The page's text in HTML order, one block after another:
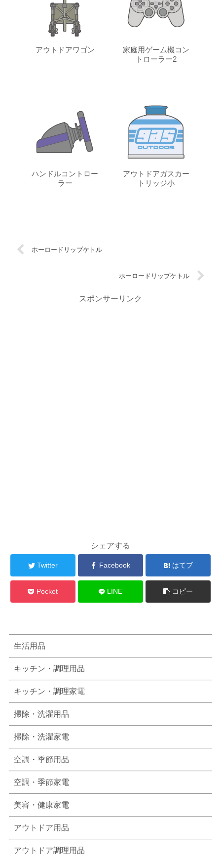
アウトドアワゴン
家庭用ゲーム機コン
トローラー2
ハンドルコントロー
ラー
アウトドアガスカー
トリッジ小
ホーロードリップケトル
ホーロードリップケトル
スポンサーリンク
シェアする
Twitter Facebook はてブ
Pocket LINE コピー
生活用品
キッチン・調理用品
キッチン・調理家電
掃除・洗濯用品
掃除・洗濯家電
空調・季節用品
空調・季節家電
美容・健康家電
アウトドア用品
アウトドア調理用品